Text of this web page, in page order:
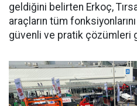
geldiğini belirten Erkoç,
araçların tüm
güvenli ve pratik çözümleri